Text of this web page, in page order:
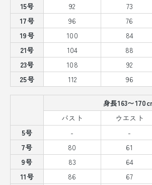
15号
92 73
17号
96 76
19号
100 84
21号
104 88
23号
108 92
25号
112 96
身長163〜
バスト
ウエスト
5号
- -
7号
80 61
9号
83 64
11号
86 67